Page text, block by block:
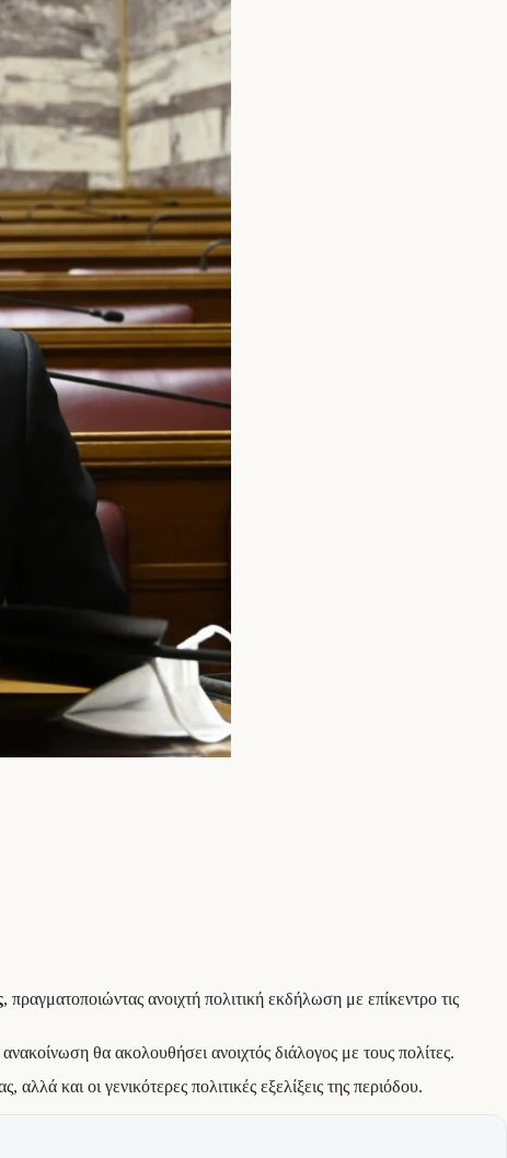
, πραγματοποιώντας ανοιχτή πολιτική εκδήλωση με επίκεντρο τις
θα ακολουθήσει ανοιχτός διάλογος με τους πολίτες.
και οι γενικότερες πολιτικές εξελίξεις της περιόδου.